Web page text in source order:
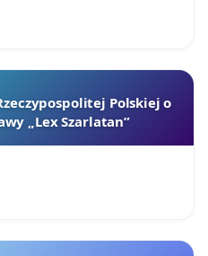
Polskiej o
„Lex Szarlatan”